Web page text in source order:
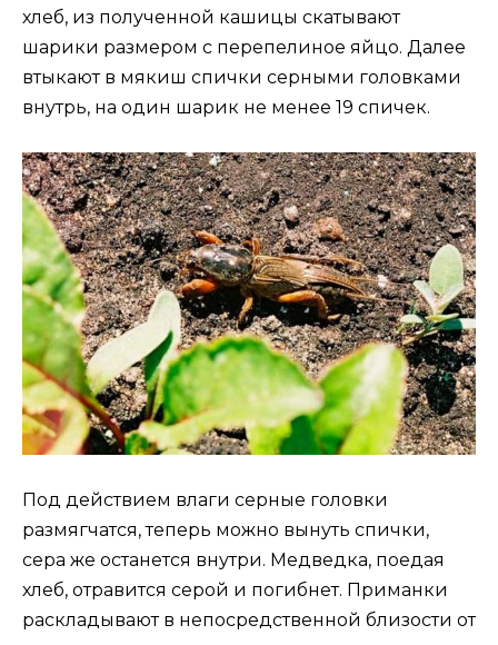
хлеб, из полученной кашицы скатывают
шарики размером с перепелиное яйцо. Далее
втыкают в мякиш спички серными головками
внутрь, на один шарик не менее 19 спичек.
Под действием влаги серные головки
размягчатся, теперь можно вынуть спички,
сера же останется внутри. Медведка, поедая
хлеб, отравится серой и погибнет. Приманки
раскладывают в непосредственной близости от